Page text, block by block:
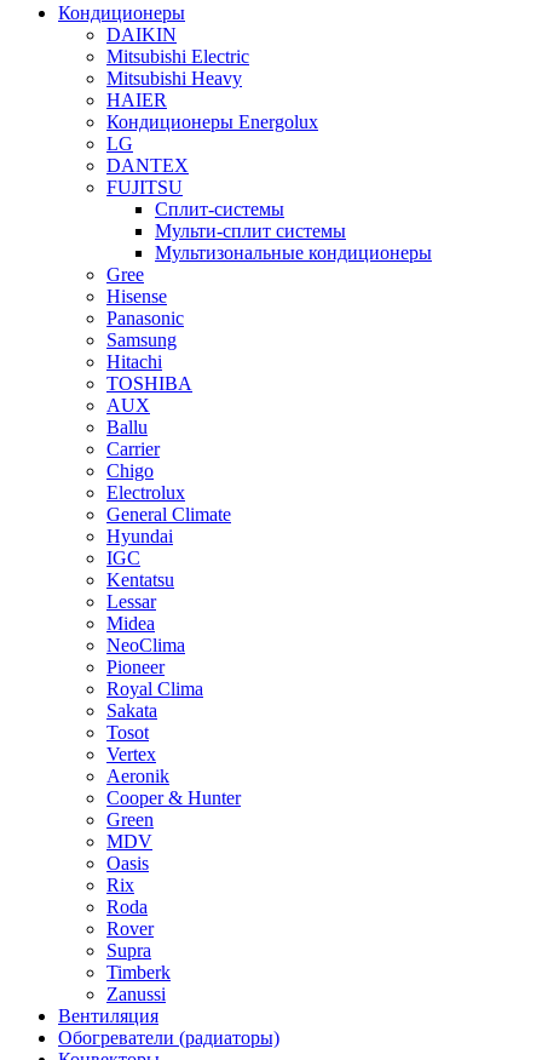
Кондиционеры
DAIKIN
Mitsubishi Electric
Mitsubishi Heavy
HAIER
Кондиционеры Energolux
LG
DANTEX
FUJITSU
Сплит-системы
Мульти-сплит системы
Мультизональные кондиционеры
Gree
Hisense
Panasonic
Samsung
Hitachi
TOSHIBA
AUX
Ballu
Carrier
Chigo
Electrolux
General Climate
Hyundai
IGC
Kentatsu
Lessar
Midea
NeoClima
Pioneer
Royal Clima
Sakata
Tosot
Vertex
Aeronik
Cooper & Hunter
Green
MDV
Oasis
Rix
Roda
Rover
Supra
Timberk
Zanussi
Вентиляция
Обогреватели (радиаторы)